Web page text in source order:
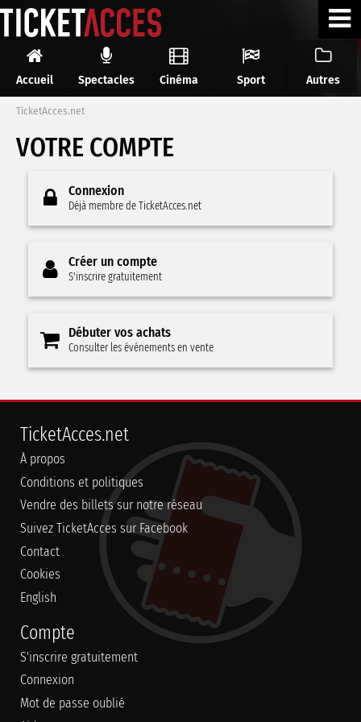
Accueil Spectacles Cinéma Sport Autres
TicketAcces.net
VOTRE COMPTE
Connexion
Déjà membre de TicketAcces.net
Créer un compte
S'inscrire gratuitement
Débuter vos achats
Consulter les événements en vente
TicketAcces.net
À propos
Conditions et politiques
Vendre des billets sur notre réseau
Suivez TicketAcces sur Facebook
Contact
Cookies
English
Compte
S'inscrire gratuitement
Connexion
Mot de passe oublié